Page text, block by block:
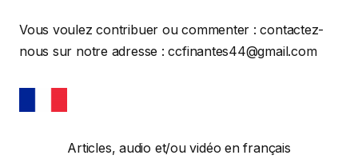
Vous voulez contribuer ou commenter : contactez-
nous sur notre adresse : ccfinantes44@gmail.com
Articles, audio et/ou vidéo en français